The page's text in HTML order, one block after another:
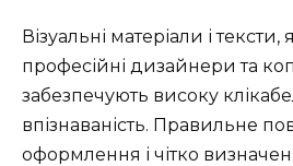
Візуальні матеріали і
професійні дизайнери та
забезпечують високу
впізнаваність. Правильне
оформлення і чітко